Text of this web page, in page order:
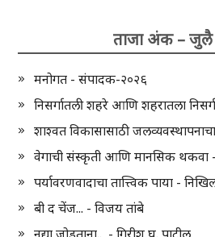
ताजा अंक – जुलै
मनोगत - संपादक-२०२६
निसर्गातली शहरे आणि शहरातला
शाश्वत विकासासाठी
वेगाची संस्कृती आणि मानसिक थकवा -
पर्यावरणवादाचा तात्त्विक पाया -
बी द चेंज... - विजय तांबे